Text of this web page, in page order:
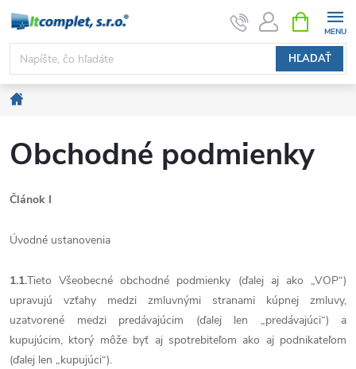
Prejsť
obsah
HĽADAŤ
KOŠÍK
Obchodné podmienky
Článok I
Úvodné ustanovenia
1.1.Tieto Všeobecné obchodné podmienky (ďalej aj ako „VOP“)
upravujú vzťahy medzi zmluvnými stranami kúpnej zmluvy,
uzatvorené medzi predávajúcim (ďalej len „predávajúci“) a
kupujúcim, ktorý môže byť aj spotrebiteľom ako aj podnikateľom
(ďalej len „kupujúci“).